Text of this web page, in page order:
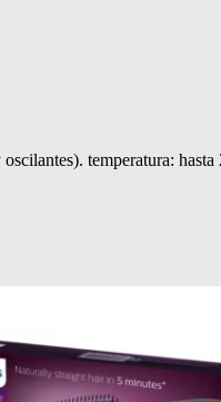
temperatura: